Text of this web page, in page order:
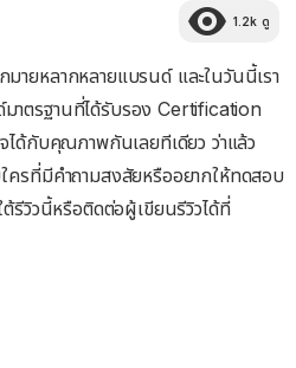
1.2k ดู
ายหลากหลายแบรนด์ และในวันนี้เรา
าตรฐานที่ได้รับรอง Certification
ด้กับคุณภาพกันเลยทีเดียว ว่าแล้ว
ครที่มีคำถามสงสัยหรืออยากให้ทดสอบ
ต้รีวิวนี้หรือติดต่อผู้เขียนรีวิวได้ที่